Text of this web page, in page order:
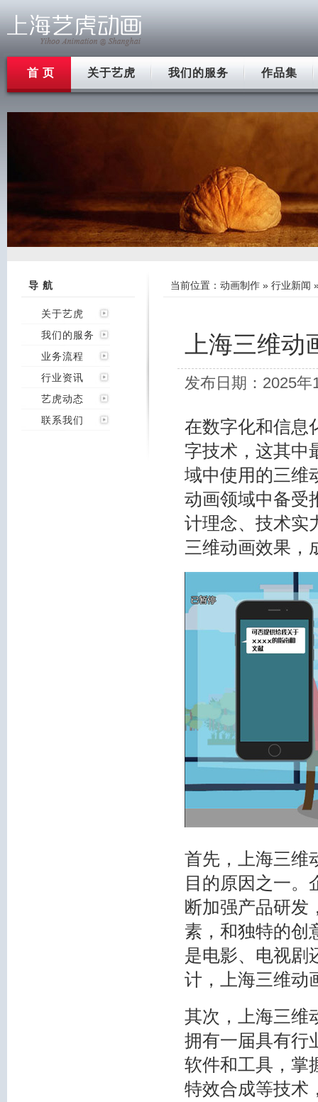
首 页 关于艺虎 我们的服务 作品集
导 航
关于艺虎
我们的服务
业务流程
行业资讯
艺虎动态
联系我们
当前位置： 动画制作 » 行业新闻
上海三维
发布日期：2025
在数字化和信息
字技术，这其中
域中使用的三维
动画领域中备受
计理念、技术实
三维动画效果，
首先，上海三维
目的原因之一。
断加强产品研发
素，和独特的创
是电影、电视剧
计，上海三维动
其次，上海三维
拥有一届具有行
软件和工具，掌
特效合成等技术